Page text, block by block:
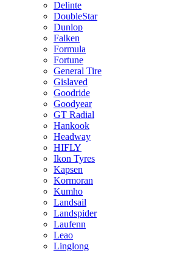
Delinte
DoubleStar
Dunlop
Falken
Formula
Fortune
General Tire
Gislaved
Goodride
Goodyear
GT Radial
Hankook
Headway
HIFLY
Ikon Tyres
Kapsen
Kormoran
Kumho
Landsail
Landspider
Laufenn
Leao
Linglong